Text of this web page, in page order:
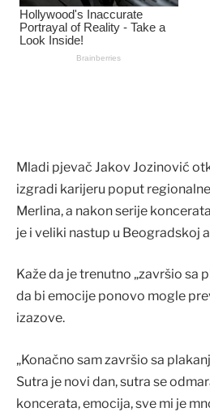
Mladi pjevač Jakov Jozinović
izgradi karijeru poput
Merlina, a nakon serije
je i veliki nastup u Beogradskoj
Kaže da je trenutno „završio sa
da bi emocije ponovo mogle
izazove.
„Konačno sam završio sa
Sutra je novi dan, sutra se
koncerata, emocija, sve mi je